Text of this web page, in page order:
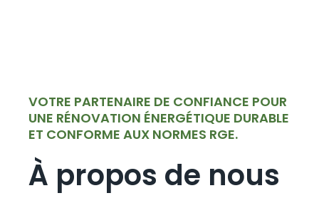
VOTRE PARTENAIRE DE CONFIANCE POUR
UNE RÉNOVATION ÉNERGÉTIQUE DURABLE
ET CONFORME AUX NORMES RGE.
À propos de nous